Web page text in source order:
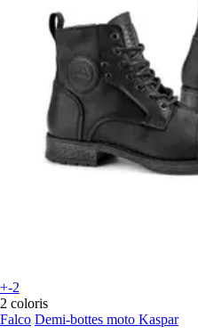
+-2
2 coloris
Falco Demi-bottes moto Kaspar